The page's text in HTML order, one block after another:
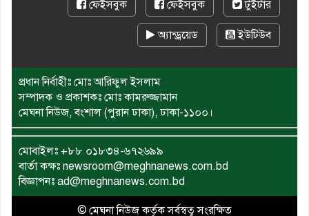
ফেইসবুক ফেইসবুক টুইটার
অ্যান্ড্রয়েড ইউটিউব
প্রধান নির্বাহীঃ মোঃ আরিফুল ইসলাম
সম্পাদক ও প্রকাশকঃ মোঃ কামরুজ্জামান
মেঘনা নিউজ, বংশাল (পুরান ঢাকা), ঢাকা-১১০০।
মোবাইলঃ +৮৮ ০১৮৩৪-৬৭২৬৯৯
বার্তা কক্ষঃ newsroom@meghnanews.com.bd
বিজ্ঞাপনঃ ad@meghnanews.com.bd
© মেঘনা নিউজ কর্তৃক সর্বস্বত্ব সংরক্ষিত